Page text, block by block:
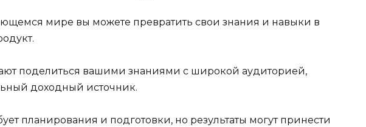
мире вы можете превратить свои знания и навыки в
поделиться вашими знаниями с широкой аудиторией,
доходный источник.
планирования и подготовки, но результаты могут принести